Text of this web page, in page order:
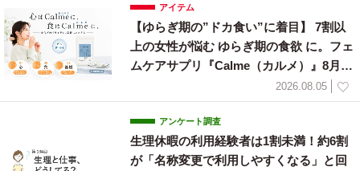
アイテム
【ゆらぎ期の”ドカ食い”に着目】 7割以
上の女性が悩む ゆらぎ期の食欲 に。フェ
ムケアサプリ『Calme（カルメ）』8月3
2026.08.05
アンケート調査
生理休暇の利用経験者は1割未満！約6割
が「名称変更で利用しやすくなる」と回